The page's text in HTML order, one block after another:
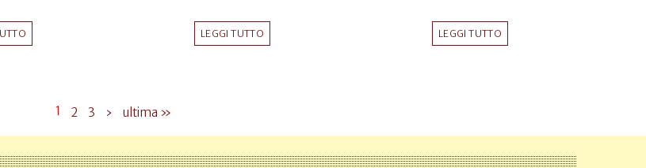
LEGGI TUTTO LEGGI TUTTO
1 2 3 › ultima »